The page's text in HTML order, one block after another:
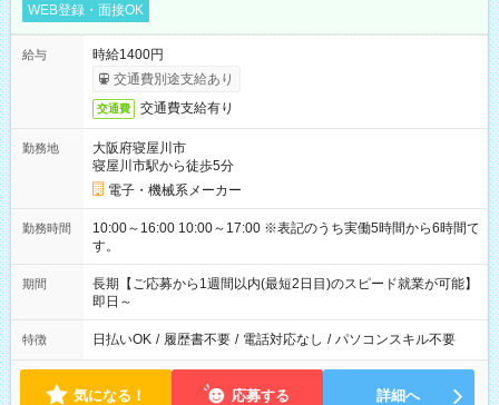
WEB登録・面接OK
給与
時給1400円
交通費別途支給あり
交通費 交通費支給有り
勤務地
大阪府寝屋川市
寝屋川市駅から徒歩5分
電子・機械系メーカー
勤務時間
10:00～16:00 10:00～17:00 ※表記のうち実働5時間から6時間で
す。
期間
長期【ご応募から1週間以内(最短2日目)のスピード就業が可能】
即日～
特徴 日払いOK / 履歴書不要 / 電話対応なし / パソコンスキル不要
気になる！ 応募する 詳細へ